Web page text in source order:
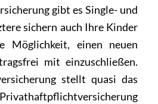
gibt es Single- und
sichern auch Ihre Kinder
Möglichkeit, einen neuen
mit einzuschließen.
stellt quasi das